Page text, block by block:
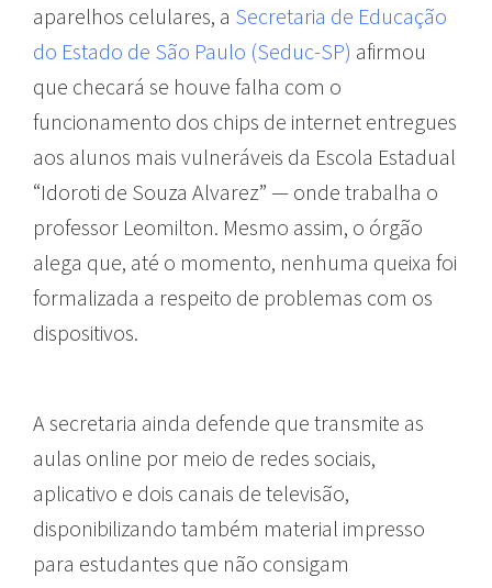
aparelhos celulares, a Secretaria de Educação
do Estado de São Paulo (Seduc-SP) afirmou
que checará se houve falha com o
funcionamento dos chips de internet entregues
aos alunos mais vulneráveis da Escola Estadual
“Idoroti de Souza Alvarez” — onde trabalha o
professor Leomilton. Mesmo assim, o órgão
alega que, até o momento, nenhuma queixa foi
formalizada a respeito de problemas com os
dispositivos.
A secretaria ainda defende que transmite as
aulas online por meio de redes sociais,
aplicativo e dois canais de televisão,
disponibilizando também material impresso
para estudantes que não consigam